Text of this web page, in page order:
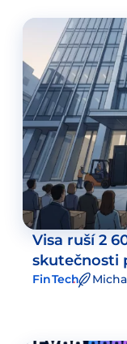
Visa ruší 2
skutečnosti
FinTech